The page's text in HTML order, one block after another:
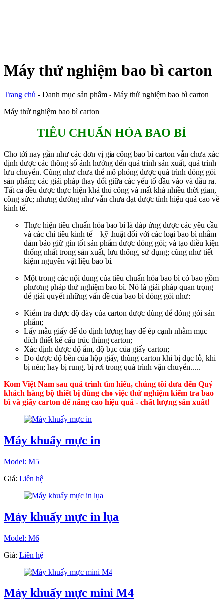
Máy thử nghiệm bao bì carton
Trang chủ - Danh mục sản phẩm - Máy thử nghiệm bao bì carton
Máy thử nghiệm bao bì carton
TIÊU CHUẨN HÓA BAO BÌ
Cho tới nay gần như các đơn vị gia công bao bì carton vẫn chưa xác
định được các thông số ảnh hưởng đến quá trình sản xuất, quá trình
lưu chuyển. Cũng như chưa thể mô phỏng được quá trình đóng gói
sản phẩm; các giải pháp thay đổi giữa các yếu tố đầu vào và đầu ra.
Tất cả đều được thực hiện khá thủ công và mất khá nhiều thời gian,
công sức; nhưng dường như vẫn chưa đạt được tính hiệu quả cao về
kinh tế.
Thực hiện tiêu chuẩn hóa bao bì là đáp ứng được các yêu cầu
và các chỉ tiêu kinh tế – kỹ thuật đối với các loại bao bì nhằm
đảm bảo giữ gìn tốt sản phẩm được đóng gói; và tạo điều kiện
thống nhất trong sản xuất, lưu thông, sử dụng; cũng như tiết
kiệm nguyên vật liệu bao bì.
Một trong các nội dung của tiêu chuẩn hóa bao bì có bao gồm
phương pháp thử nghiệm bao bì. Nó là giải pháp quan trọng
để giải quyết những vấn đề của bao bì đóng gói như:
Kiểm tra được độ dày của carton được dùng để đóng gói sản
phẩm;
Lấy mẫu giấy để đo định lượng hay để ép cạnh nhằm mục
đích thiết kế cấu trúc thùng carton;
Xác định được độ ẩm, độ bục của giấy carton;
Đo được độ bền của hộp giấy, thùng carton khi bị đục lỗ, khi
bị nén; hay bị rung, bị rơi trong quá trình vận chuyển.....
Kom Việt Nam sau quá trình tìm hiểu, chúng tôi đưa đến Quý
khách hàng bộ thiết bị dùng cho việc thử nghiệm kiểm tra bao
bì và giấy carton để nâng cao hiệu quả - chất lượng sản xuất!
Máy khuấy mực in
Model: M5
Giá: Liên hệ
Máy khuấy mực in lụa
Model: M6
Giá: Liên hệ
Máy khuấy mực mini M4